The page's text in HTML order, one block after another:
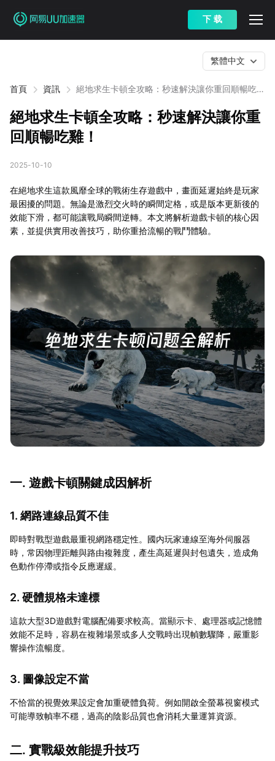
下 载
首頁 資訊
絕地求生卡頓全攻略：秒速解決讓你重回順暢吃
繁體中文
絕地求生卡頓全攻略：秒速解決讓你重
回順暢吃雞！
2025-10-10
在絕地求生這款風靡全球的戰術生存遊戲中，畫面延遲始終是玩家
最困擾的問題。無論是激烈交火時的瞬間定格，或是版本更新後的
效能下滑，都可能讓戰局瞬間逆轉。本文將解析遊戲卡頓的核心因
素，並提供實用改善技巧，助你重拾流暢的戰鬥體驗。
一. 遊戲卡頓關鍵成因解析
1. 網路連線品質不佳
即時對戰型遊戲最重視網路穩定性。國内玩家連線至海外伺服器
時，常因物理距離與路由複雜度，產生高延遲與封包遺失，造成角
色動作停滯或指令反應遲緩。
2. 硬體規格未達標
這款大型3D遊戲對電腦配備要求較高。當顯示卡、處理器或記憶體
效能不足時，容易在複雜場景或多人交戰時出現幀數驟降，嚴重影
響操作流暢度。
3. 圖像設定不當
不恰當的視覺效果設定會加重硬體負荷。例如開啟全螢幕視窗模式
可能導致幀率不穩，過高的陰影品質也會消耗大量運算資源。
二. 實戰級效能提升技巧